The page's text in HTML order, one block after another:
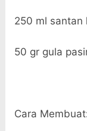
250 ml santan
50 gr gula
Cara